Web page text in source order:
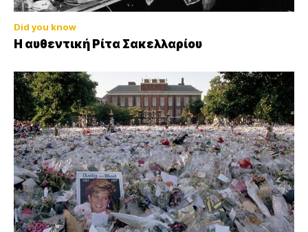
Did you know
Η αυθεντική Ρίτα Σακελλαρίου